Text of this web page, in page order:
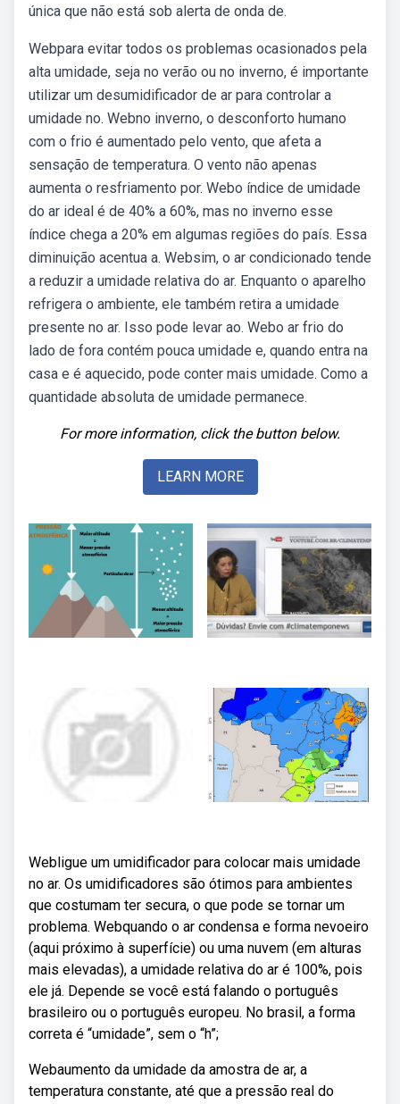
única que não está sob alerta de onda de.
Webpara evitar todos os problemas ocasionados pela
alta umidade, seja no verão ou no inverno, é importante
utilizar um desumidificador de ar para controlar a
umidade no. Webno inverno, o desconforto humano
com o frio é aumentado pelo vento, que afeta a
sensação de temperatura. O vento não apenas
aumenta o resfriamento por. Webo índice de umidade
do ar ideal é de 40% a 60%, mas no inverno esse
índice chega a 20% em algumas regiões do país. Essa
diminuição acentua a. Websim, o ar condicionado tende
a reduzir a umidade relativa do ar. Enquanto o aparelho
refrigera o ambiente, ele também retira a umidade
presente no ar. Isso pode levar ao. Webo ar frio do
lado de fora contém pouca umidade e, quando entra na
casa e é aquecido, pode conter mais umidade. Como a
quantidade absoluta de umidade permanece.
For more information, click the button below.
LEARN MORE
Webligue um umidificador para colocar mais umidade
no ar. Os umidificadores são ótimos para ambientes
que costumam ter secura, o que pode se tornar um
problema. Webquando o ar condensa e forma nevoeiro
(aqui próximo à superfície) ou uma nuvem (em alturas
mais elevadas), a umidade relativa do ar é 100%, pois
ele já. Depende se você está falando o português
brasileiro ou o português europeu. No brasil, a forma
correta é “umidade”, sem o “h”;
Webaumento da umidade da amostra de ar, a
temperatura constante, até que a pressão real do